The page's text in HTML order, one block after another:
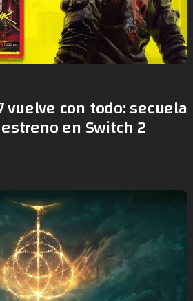
vuelve con todo: secuela
en Switch 2